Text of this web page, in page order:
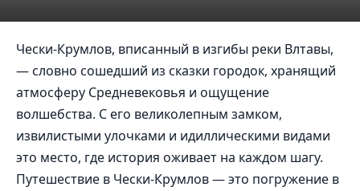
Чески-Крумлов, вписанный в изгибы реки Влтавы,
— словно сошедший из сказки городок, хранящий
атмосферу Средневековья и ощущение
волшебства. С его великолепным замком,
извилистыми улочками и идиллическими видами
это место, где история оживает на каждом шагу.
Путешествие в Чески-Крумлов — это погружение в